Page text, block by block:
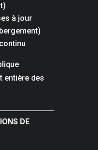
à jour
entière des
DE